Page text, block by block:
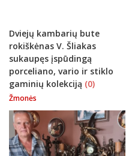
Dviejų kambarių bute
rokiškėnas V. Šliakas
sukaupęs įspūdingą
porceliano, vario ir stiklo
gaminių kolekciją (0)
Žmonės